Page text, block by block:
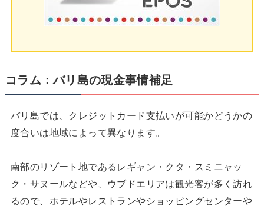
コラム：バリ島の現金事情補足
バリ島では、クレジットカード支払いが可能かどうかの
度合いは地域によって異なります。
南部のリゾート地であるレギャン・クタ・スミニャッ
ク・サヌールなどや、ウブドエリアは観光客が多く訪れ
るので、ホテルやレストランやショッピングセンターや